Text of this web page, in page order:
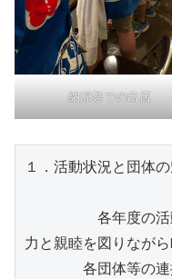
納涼祭での出店
１．活動状況と団体
各年度の活動方
力と親睦を図りなが
各団体等の連携